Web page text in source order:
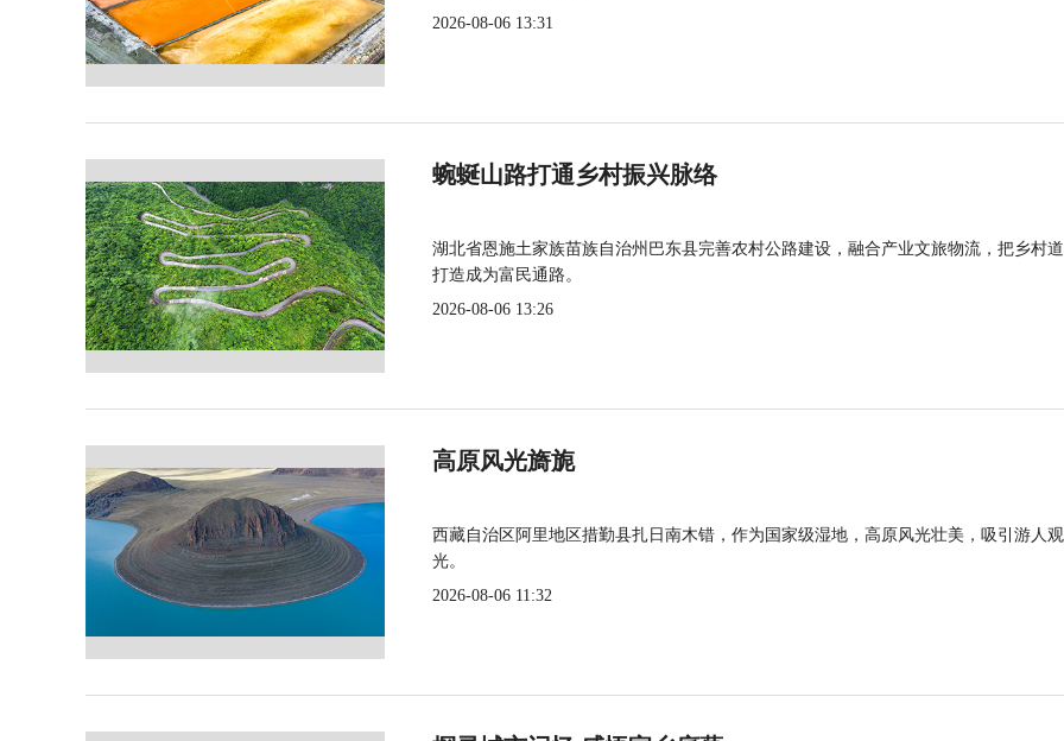
2026-08-06 13:31
蜿蜒山路打通乡村振兴脉络
湖北省恩施土家族苗族自治州巴东县完善农村公路建设，融合产业文旅物流，把乡村
打造成为富民通路。
2026-08-06 13:26
高原风光旖旎
西藏自治区阿里地区措勤县扎日南木错，作为国家级湿地，高原风光壮美，吸引游人观
光。
2026-08-06 11:32